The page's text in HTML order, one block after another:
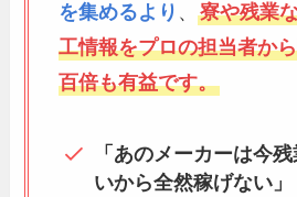
を集めるより 、寮や残業
工情報をプロの担当者か
百倍も有益です。
「あのメーカーは今
いから全然稼げない」